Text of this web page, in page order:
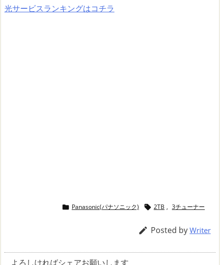
光サービスランキングはコチラ
 Panasonic(パナソニック)  2TB , 3チューナー
 Posted by Writer
よろしければシェアお願いします